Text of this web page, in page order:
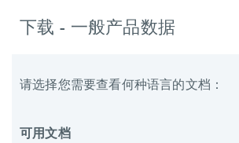
下载 - 一般产品数据
请选择您需要查看何种语言的文档：
可用文档